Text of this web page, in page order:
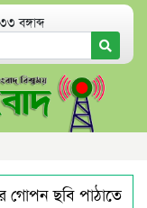
বঙ্গাব্দ
ছবি পাঠাতেন